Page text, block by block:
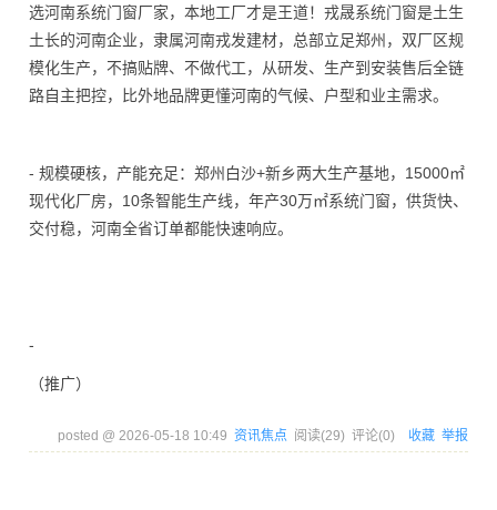
选河南系统门窗厂家，本地工厂才是王道！戎晟系统门窗是土生
土长的河南企业，隶属河南戎发建材，总部立足郑州，双厂区规
模化生产，不搞贴牌、不做代工，从研发、生产到安装售后全链
路自主把控，比外地品牌更懂河南的气候、户型和业主需求。
- 规模硬核，产能充足：郑州白沙+新乡两大生产基地，15000㎡
现代化厂房，10条智能生产线，年产30万㎡系统门窗，供货快、
交付稳，河南全省订单都能快速响应。
-
（推广）
posted @ 2026-05-18 10:49 资讯焦点 阅读(29) 评论(0) 收藏 举报